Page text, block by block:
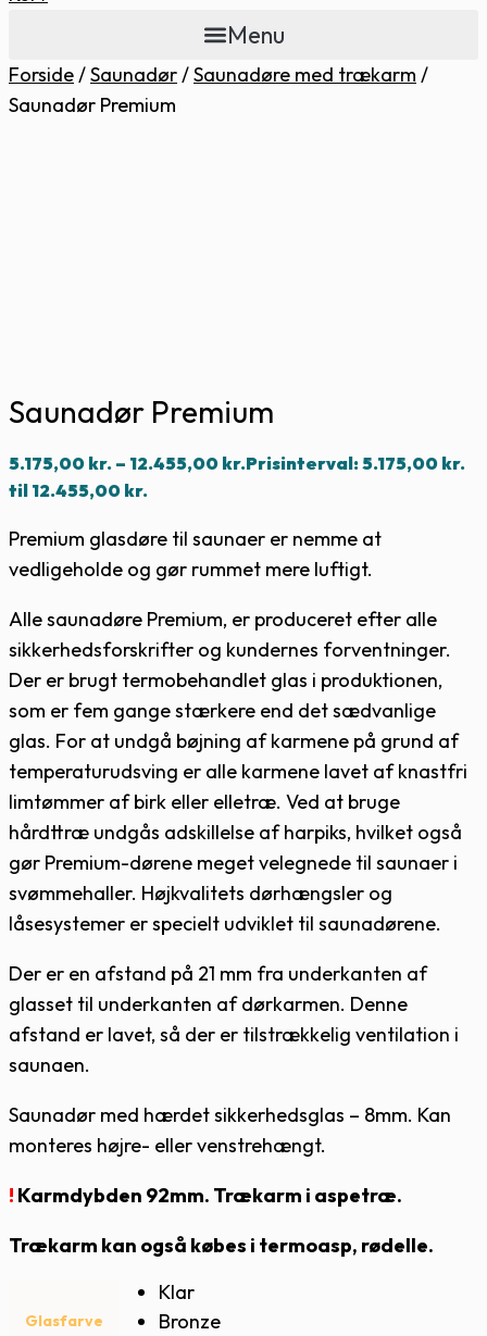
Menu
Forside/Saunadør/Saunadøre med trækarm /
Saunadør Premium
Saunadør Premium
5.175,00 kr. – 12.455,00 kr.Prisinterval: 5.175,00 kr.
til 12.455,00 kr.
Premium glasdøre til saunaer er nemme at
vedligeholde og gør rummet mere luftigt.
Alle saunadøre Premium, er produceret efter alle
sikkerhedsforskrifter og kundernes forventninger.
Der er brugt termobehandlet glas i produktionen,
som er fem gange stærkere end det sædvanlige
glas. For at undgå bøjning af karmene på grund af
temperaturudsving er alle karmene lavet af knastfri
limtømmer af birk eller elletræ. Ved at bruge
hårdttræ undgås adskillelse af harpiks, hvilket også
gør Premium-dørene meget velegnede til saunaer i
svømmehaller. Højkvalitets dørhængsler og
låsesystemer er specielt udviklet til saunadørene.
Der er en afstand på 21 mm fra underkanten af
glasset til underkanten af dørkarmen. Denne
afstand er lavet, så der er tilstrækkelig ventilation i
saunaen.
Saunadør med hærdet sikkerhedsglas – 8mm. Kan
monteres højre- eller venstrehængt.
! Karmdybden 92mm. Trækarm i aspetræ.
Trækarm kan også købes i termoasp, rødelle.
Glasfarve
Klar
Bronze